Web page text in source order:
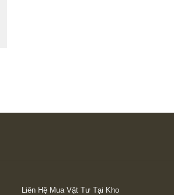
Liên Hệ Mua Vật Tư Tại Kho